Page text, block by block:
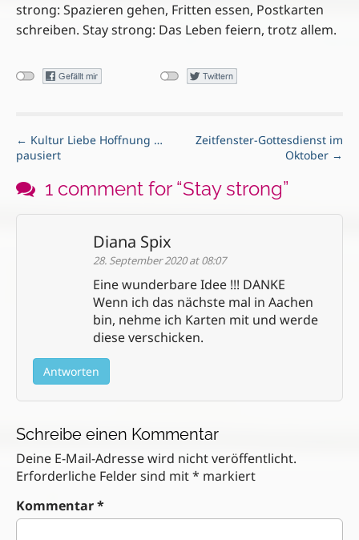
strong: Spazieren gehen, Fritten essen, Postkarten
schreiben. Stay strong: Das Leben feiern, trotz allem.
P
o
t
n
← Kultur Liebe Hoffnung …
pausiert
Zeitfenster-Gottesdienst im
Oktober →
1 comment for “Stay strong”
Diana Spix
28. September 2020 at 08:07
Eine wunderbare Idee !!! DANKE
Wenn ich das nächste mal in Aachen
bin, nehme ich Karten mit und werde
diese verschicken.
Antworten
Schreibe einen Kommentar
Deine E-Mail-Adresse wird nicht veröffentlicht.
Erforderliche Felder sind mit* markiert
Kommentar*